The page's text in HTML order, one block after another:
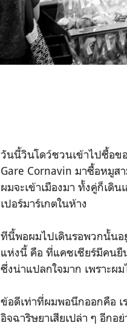
วันนี้วินโดว์ชวนเข้าไปซื้อข
Gare Cornavin มาซื้อหมูส
ผมจะเข้าเมืองมา ทั้งคู่ก็เดิ
เปอร์มาร์เกตในห้าง
ทีนี้พอผมไปเดินรอพวกนั้นอ
แห่งนี้ คือ ที่แคชเชียร์มีคนยื
ซึ่งน่าแปลกใจมาก เพราะผ
ข้อดีเท่าที่ผมพอนึกออกคือ เ
อิจฉาริษยาเสียเปล่า ๆ อีกอ